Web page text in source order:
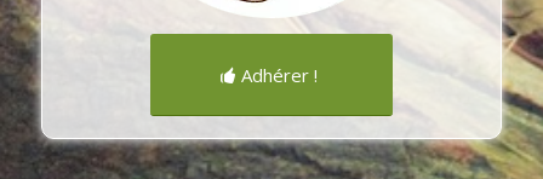
Adhérer !